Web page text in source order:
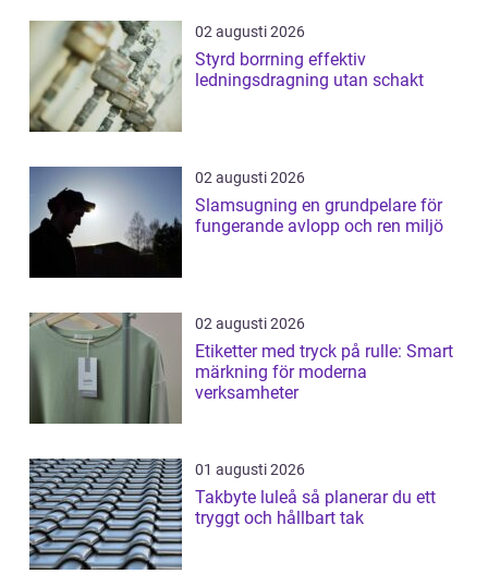
02 augusti 2026
Styrd borrning effektiv
ledningsdragning utan schakt
02 augusti 2026
Slamsugning en grundpelare för
fungerande avlopp och ren miljö
02 augusti 2026
Etiketter med tryck på rulle: Smart
märkning för moderna
verksamheter
01 augusti 2026
Takbyte luleå så planerar du ett
tryggt och hållbart tak